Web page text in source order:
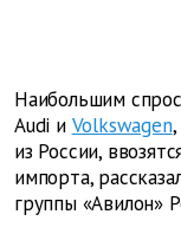
Наибольшим
Audi и Volkswagen
из России,
импорта,
группы «Авилон»